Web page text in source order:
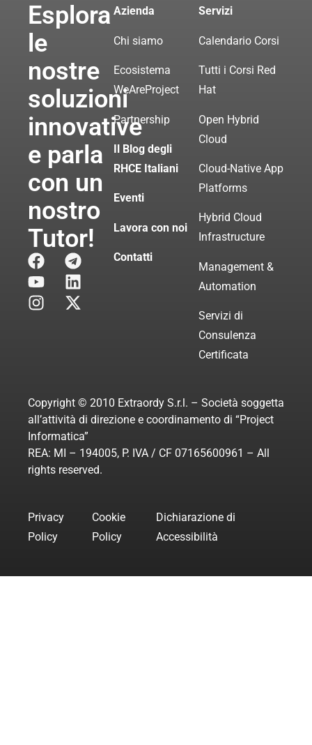
Esplora
le
nostre
soluzioni
innovative
e parla
con un
nostro
Tutor!
Azienda
Chi siamo
Ecosistema
WeAreProject
Partnership
Il Blog degli
RHCE Italiani
Eventi
Lavora con noi
Contatti
Servizi
Calendario Corsi
Tutti i Corsi Red
Hat
Open Hybrid
Cloud
Cloud-Native App
Platforms
Hybrid Cloud
Infrastructure
Management &
Automation
Servizi di
Consulenza
Certificata
Copyright © 2010 Extraordy S.r.l. – Società soggetta
all’attività di direzione e coordinamento di “Project
Informatica”
REA: MI – 194005, P. IVA / CF 07165600961 – All
rights reserved.
Privacy
Policy
Cookie
Policy
Dichiarazione di
Accessibilità